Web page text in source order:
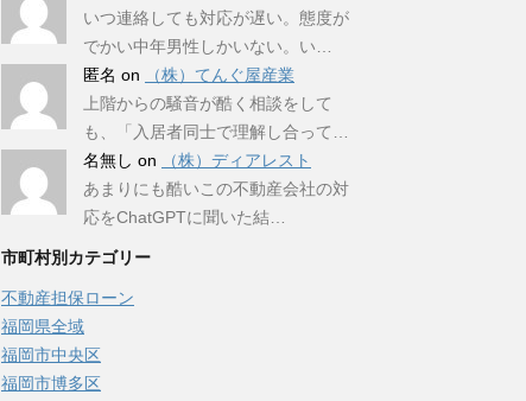
いつ連絡しても対応が遅い。態度が
でかい中年男性しかいない。い…
匿名 on
（株）てんぐ屋産業
上階からの騒音が酷く相談をして
も、「入居者同士で理解し合って…
名無し on
（株）ディアレスト
あまりにも酷いこの不動産会社の対
応をChatGPTに聞いた結…
市町村別カテゴリー
不動産担保ローン
福岡県全域
福岡市中央区
福岡市博多区